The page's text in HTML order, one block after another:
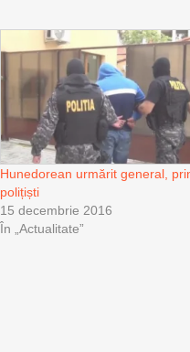
Hunedorean urmărit general,
polițiști
15 decembrie 2016
În „Actualitate”